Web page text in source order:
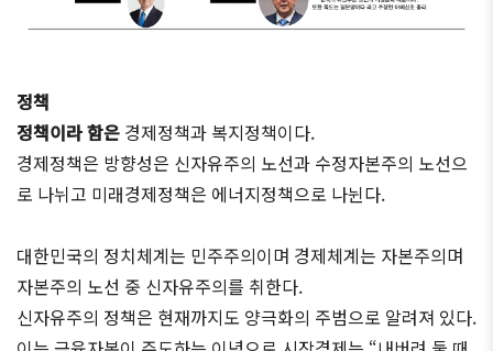
정책
정책이라 함은 경제정책과 복지정책이다.
경제정책은 방향성은 신자유주의 노선과 수정자본주의 노선으
로 나뉘고 미래경제정책은 에너지정책으로 나뉜다.
대한민국의 정치체계는 민주주의이며 경제체계는 자본주의며
자본주의 노선 중 신자유주의를 취한다.
신자유주의 정책은 현재까지도 양극화의 주범으로 알려져 있다.